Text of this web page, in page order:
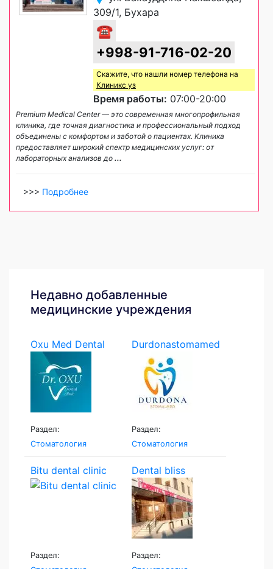
309/1, Бухара
☎
+998-91-716-02-20
Скажите, что нашли номер телефона на
Клиникс уз
Время работы: 07:00-20:00
Premium Medical Center — это современная многопрофильная
клиника, где точная диагностика и профессиональный подход
объединены с комфортом и заботой о пациентах. Клиника
предоставляет широкий спектр медицинских услуг: от
лабораторных анализов до ...
>>> Подробнее
Недавно добавленные
медицинские учреждения
Oxu Med Dental
Раздел:
Стоматология
Durdonastomamed
Раздел:
Стоматология
Bitu dental clinic
Раздел:
Dental bliss
Раздел: